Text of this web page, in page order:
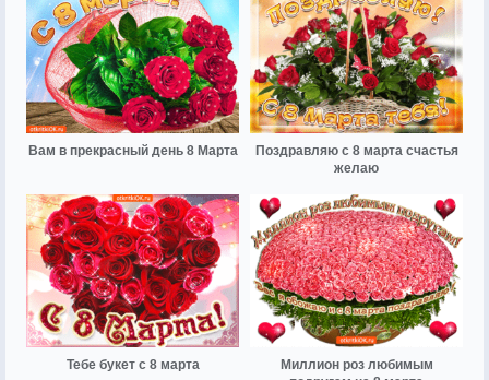
Вам в прекрасный день 8 Марта
Поздравляю с 8 марта счастья
желаю
Тебе букет с 8 марта
Миллион роз любимым